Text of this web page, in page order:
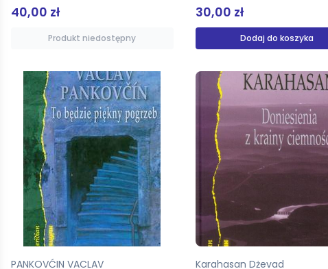
40,00 zł
Produkt niedostępny
30,00 zł
Dodaj do koszyka
PANKOVĆIN VACLAV Karahasan Dżevad